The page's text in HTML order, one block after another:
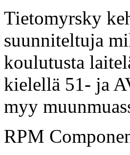
Tietomyrsky
suunniteltuja
koulutusta
kielellä 51- ja
myy
RPM